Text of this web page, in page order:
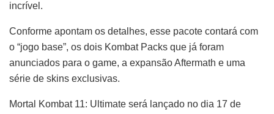
incrível.
Conforme apontam os detalhes, esse pacote contará com
o “jogo base”, os dois Kombat Packs que já foram
anunciados para o game, a expansão Aftermath e uma
série de skins exclusivas.
Mortal Kombat 11: Ultimate será lançado no dia 17 de